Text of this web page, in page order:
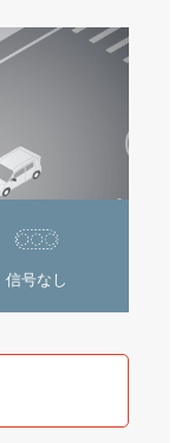
信号なし